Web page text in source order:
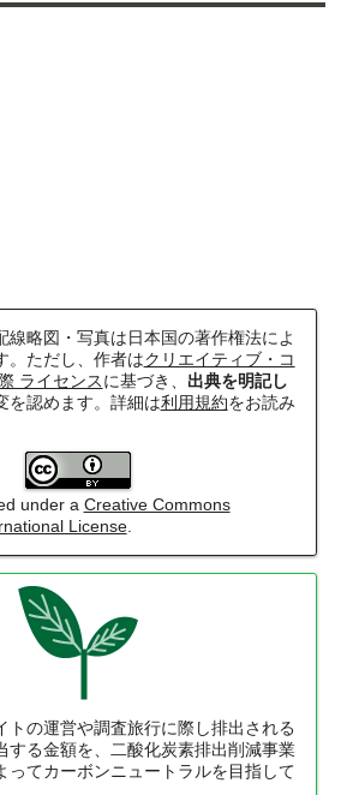
線略図・写真は日本国の著作権法によ
。ただし、作者はクリエイティブ・コ
ライセンスに基づき、 出典を明記し
を認めます。詳細は利用規約をお読み
under a Creative Commons
License.
トの運営や調査旅行に際し排出される
する金額を、二酸化炭素排出削減事業
ってカーボンニュートラルを目指して